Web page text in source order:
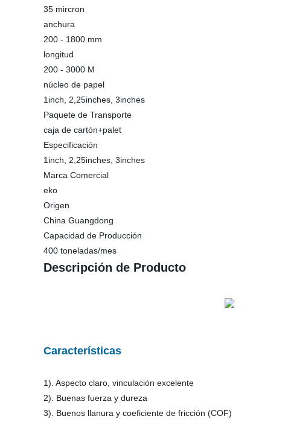
35 mircron
anchura
200 - 1800 mm
longitud
200 - 3000 M
núcleo de papel
1inch, 2,25inches, 3inches
Paquete de Transporte
caja de cartón+palet
Especificación
1inch, 2,25inches, 3inches
Marca Comercial
eko
Origen
China Guangdong
Capacidad de Producción
400 toneladas/mes
Descripción de Producto
Características
1). Aspecto claro, vinculación excelente
2). Buenas fuerza y dureza
3). Buenos llanura y coeficiente de fricción (COF)